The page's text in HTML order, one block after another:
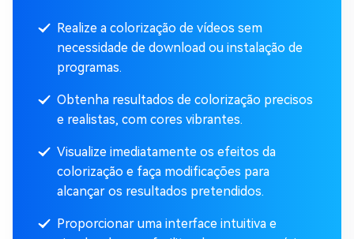
Realize a colorização de vídeos sem
necessidade de download ou instalação de
programas.
Obtenha resultados de colorização precisos
e realistas, com cores vibrantes.
Visualize imediatamente os efeitos da
colorização e faça modificações para
alcançar os resultados pretendidos.
Proporcionar uma interface intuitiva e